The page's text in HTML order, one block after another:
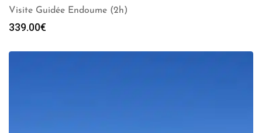
Visite Guidée Endoume (2h)
339.00€